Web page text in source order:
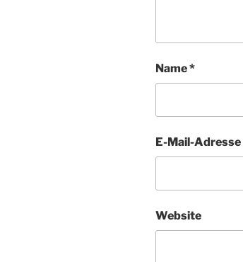
Name*
E-Mail-Adresse
Website